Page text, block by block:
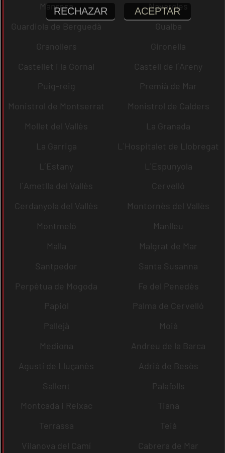
Manresa
Navarcles
Guardiola de Berguedà
Gualba
Granollers
Gironella
Castellet i la Gornal
Castell de l´Areny
Puig-reig
Premià de Mar
Monistrol de Montserrat
Monistrol de Calders
Mollet del Vallès
La Granada
La Garriga
L´Hospitalet de Llobregat
L´Estany
L´Espunyola
l´Ametlla del Vallès
Cervelló
Cerdanyola del Vallès
Montornès del Vallès
Montmeló
Manlleu
Malla
Malgrat de Mar
Santpedor
Santa Susanna
Perpètua de Mogoda
Fe del Penedès
Papiol
Palma de Cervelló
Pallejà
Moià
Mediona
Andreu de la Barca
Agustí de Lluçanès
Adrià de Besòs
Sallent
Palafolls
Montcada i Reixac
Tiana
Terrassa
Teià
Vilanova del Camí
Cabrera de Mar
RECHAZAR ACEPTAR